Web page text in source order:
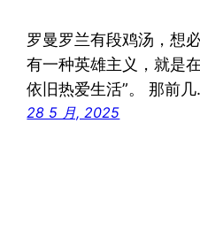
罗曼罗兰有段鸡汤，想
有一种英雄主义，就是
依旧热爱生活”。 那前
28 5 月, 2025